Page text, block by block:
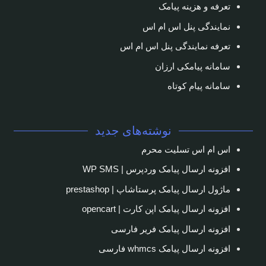
تعرفه و هزینه پیامک
نمایندگی پنل اس ام اس
تعرفه نمایندگی پنل اس ام اس
سامانه پیامکی ارزان
سامانه پیام کوتاه
نوشته‌های جدید
اس ام اس تسلیت محرم
افزونه ارسال پیامک وردپرس | WP SMS
ماژول ارسال پیامک پرستاشاپ | prestashop
افزونه ارسال پیامک اپن کارت | opencart
افزونه ارسال پیامک فریر فارسی
افزونه ارسال پیامک whmcs فارسی